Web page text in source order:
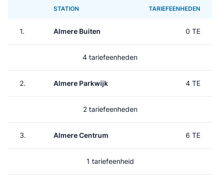
STATION TARIEFEENHEDEN
1. Almere Buiten 0 TE
4 tariefeenheden
2. Almere Parkwijk 4 TE
2 tariefeenheden
3. Almere Centrum 6 TE
1 tariefeenheid